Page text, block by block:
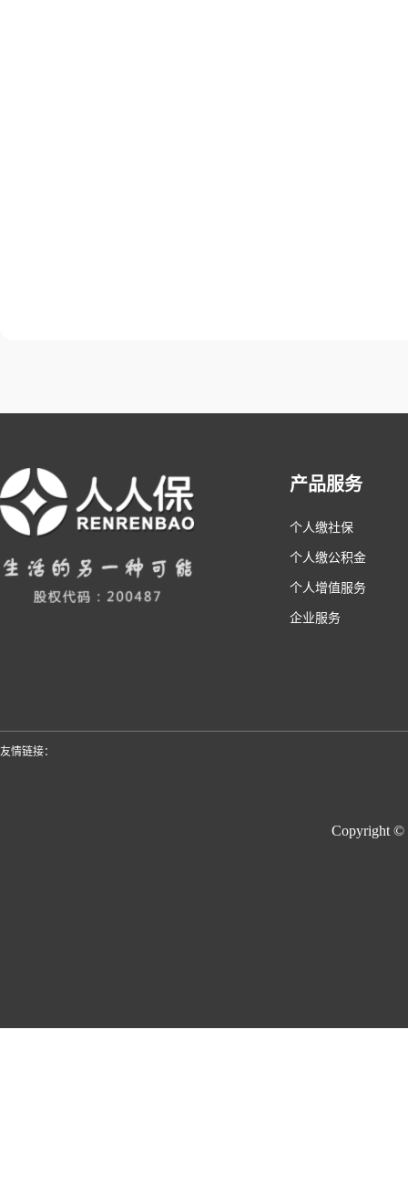
产品服务
个人缴社保
个人缴公积金
个人增值服务
企业服务
友情链接：
Copyright ©